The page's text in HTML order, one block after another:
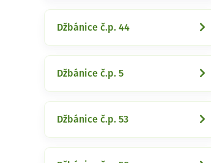
Džbánice č.p. 44
Džbánice č.p. 5
Džbánice č.p. 53